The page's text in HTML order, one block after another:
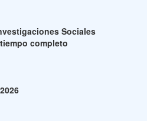
Sociales
completo